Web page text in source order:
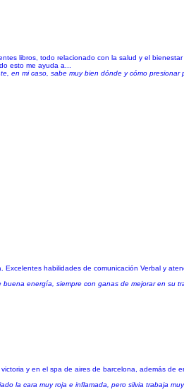
libros, todo relacionado con la salud y el
esto me ayuda a...
en mi caso, sabe muy bien dónde y cómo presionar
habilidades de comunicación Verbal y
energía, siempre con ganas de mejorar en su
y en el spa de aires de barcelona, además de
la cara muy roja e inflamada, pero silvia trabaja